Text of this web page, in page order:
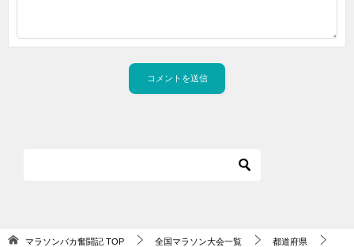
マラソンバカ奮闘記 TOP 全国マラソン大会一覧
都道府県